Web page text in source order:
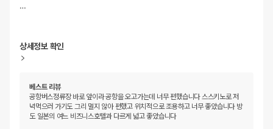
…
상세정보 확인
베스트 리뷰
공항버스정류장 바로 앞이라 공항을 오고가는데 너무 편했습니다 스스키노로 저
녁먹으러 가기도 그리 멀지 않아 편했고 위치적으로 조용하고 너무 좋았습니다 방
도 일본의 여느 비즈니스호텔과 다르게 넓고 좋았습니다